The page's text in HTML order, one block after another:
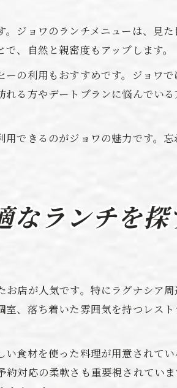
ジョワのランチメニューは、見
、自然と親密度もアップします。
の利用もおすすめです。ジョワ
る方やデートプランに悩んでい
できるのがジョワの魅力です。
なランチを探
店が人気です。特にラグナシア
、落ち着いた雰囲気を持つレス
食材を使った料理が用意されて
対応の柔軟さも重要視されてい